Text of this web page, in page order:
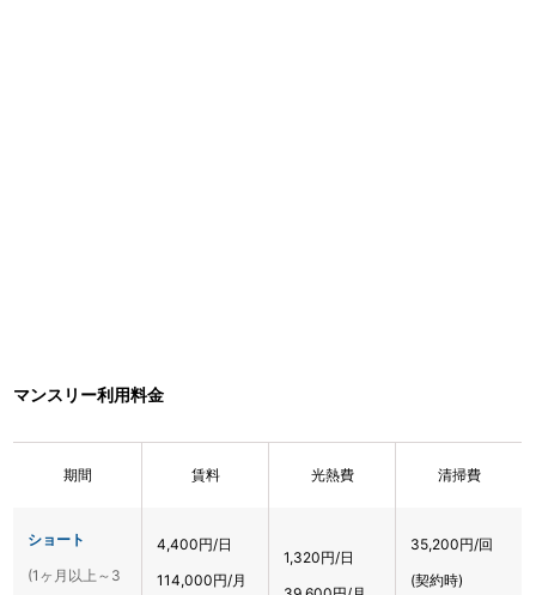
マンスリー利用料金
期間 賃料 光熱費 清掃費
ショート
(1ヶ月以上～3
4,400円/日
114,000円/月
1,320円/日
35,200円/回
(契約時)